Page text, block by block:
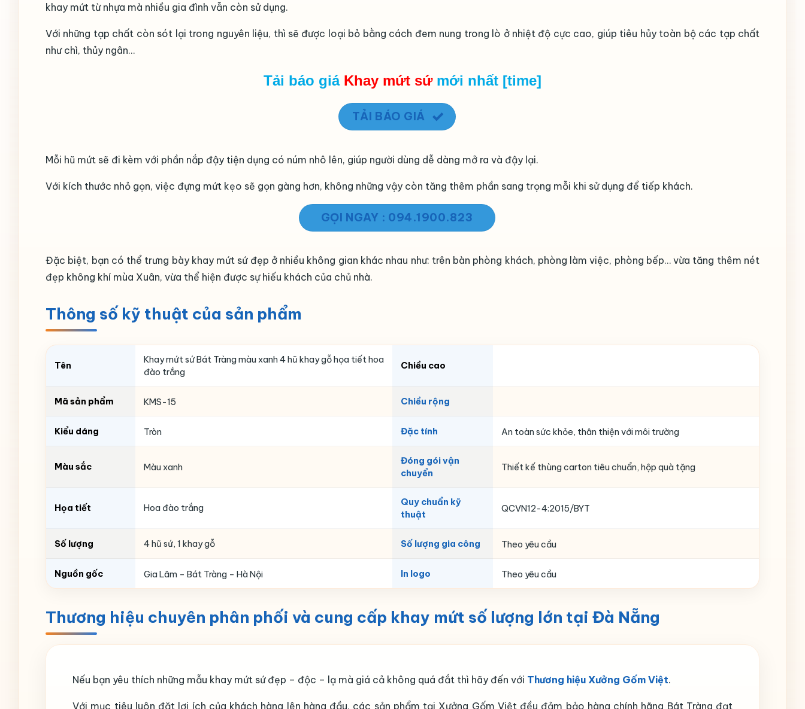
khay mứt từ nhựa mà nhiều gia đình vẫn còn sử dụng.
Với những tạp chất còn sót lại trong nguyên liệu, thì sẽ được loại bỏ bằng cách đem nung trong lò ở nhiệt độ cực cao, giúp tiêu hủy toàn bộ các tạp chất
như chì, thủy ngân…
Tải báo giá Khay mứt sứmới nhất [time]
TẢI BÁO GIÁ
Mỗi hũ mứt sẽ đi kèm với phần nắp đậy tiện dụng có núm nhô lên, giúp người dùng dễ dàng mở ra và đậy lại.
Với kích thước nhỏ gọn, việc đựng mứt kẹo sẽ gọn gàng hơn, không những vậy còn tăng thêm phần sang trọng mỗi khi sử dụng để tiếp khách.
GỌI NGAY : 094.1900.823
Đặc biệt, bạn có thể trưng bày khay mứt sứ đẹp ở nhiều không gian khác nhau như: trên bàn phòng khách, phòng làm việc, phòng bếp… vừa tăng thêm nét
đẹp không khí mùa Xuân, vừa thể hiện được sự hiếu khách của chủ nhà.
Thông số kỹ thuật của sản phẩm
Tên
Khay mứt sứ Bát Tràng màu xanh 4 hũ khay gỗ họa tiết hoa
đào trắng
Chiều cao
Mã sản phẩm KMS-15 Chiều rộng
Kiểu dáng Tròn Đặc tính An toàn sức khỏe, thân thiện với môi trường
Màu sắc Màu xanh
Đóng gói vận
chuyển
Thiết kế thùng carton tiêu chuẩn, hộp quà tặng
Họa tiết Hoa đào trắng
Quy chuẩn kỹ
thuật
QCVN12-4:2015/BYT
Số lượng 4 hũ sứ, 1 khay gỗ Số lượng gia công Theo yêu cầu
Nguồn gốc Gia Lâm – Bát Tràng – Hà Nội In logo Theo yêu cầu
Thương hiệu chuyên phân phối và cung cấp khay mứt số lượng lớn tại Đà Nẵng
Nếu bạn yêu thích những mẫu khay mứt sứ đẹp – độc – lạ mà giá cả không quá đắt thì hãy đến với Thương hiệu Xưởng Gốm Việt.
Với mục tiêu luôn đặt lợi ích của khách hàng lên hàng đầu, các sản phẩm tại Xưởng Gốm Việt đều đảm bảo hàng chính hãng Bát Tràng đạt